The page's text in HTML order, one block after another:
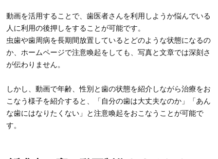
動画を活用することで、歯医者さんを利用しようか悩んでいる
人に利用の後押しをすることが可能です。
虫歯や歯周病を長期間放置しているとどのような状態になるの
か、ホームページで注意喚起をしても、写真と文章では深刻さ
が伝わりません。
しかし、動画で年齢、性別と歯の状態を紹介しながら治療をお
こなう様子を紹介すると、「自分の歯は大丈夫なのか」「あん
な歯にはなりたくない」と注意喚起をおこなうことが可能で
す。